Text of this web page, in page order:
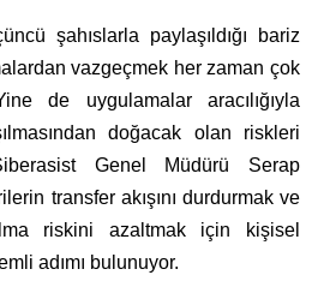
şahıslarla paylaşıldığı bariz
vazgeçmek her zaman çok
de uygulamalar aracılığıyla
doğacak olan riskleri
Genel Müdürü Serap
transfer akışını durdurmak ve
riskini azaltmak için kişisel
adımı bulunuyor.